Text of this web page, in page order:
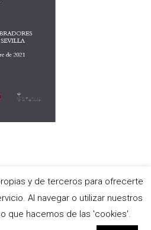
del Santísimo Sacramento,
Benditas del Purgatorio y
de Nazarenos de Nuestro Padre Jesús
y de terceros para ofrecerte
Al navegar o utilizar nuestros
que hacemos de las 'cookies'.